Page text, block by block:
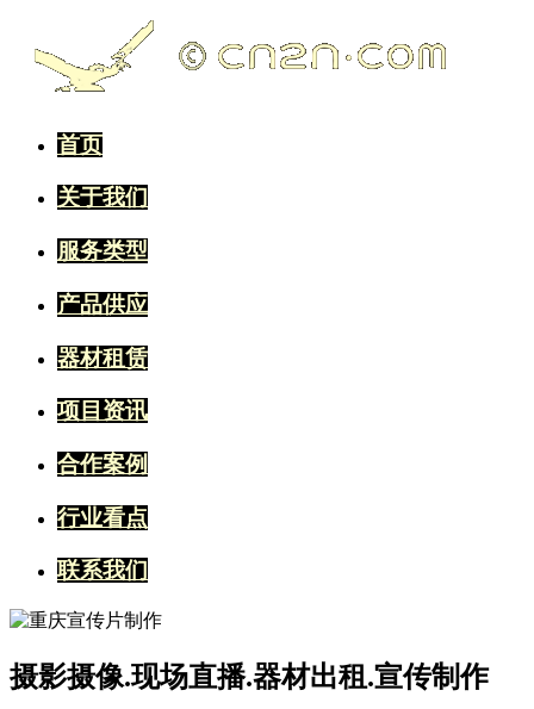
首页
关于我们
服务类型
产品供应
器材租赁
项目资讯
合作案例
行业看点
联系我们
摄影摄像.现场直播.器材出租.宣传制作